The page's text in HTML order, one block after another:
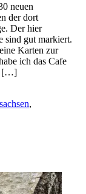
neuen
der dort
Der hier
sind gut markiert.
Karten zur
ich das Cafe
[…]
,